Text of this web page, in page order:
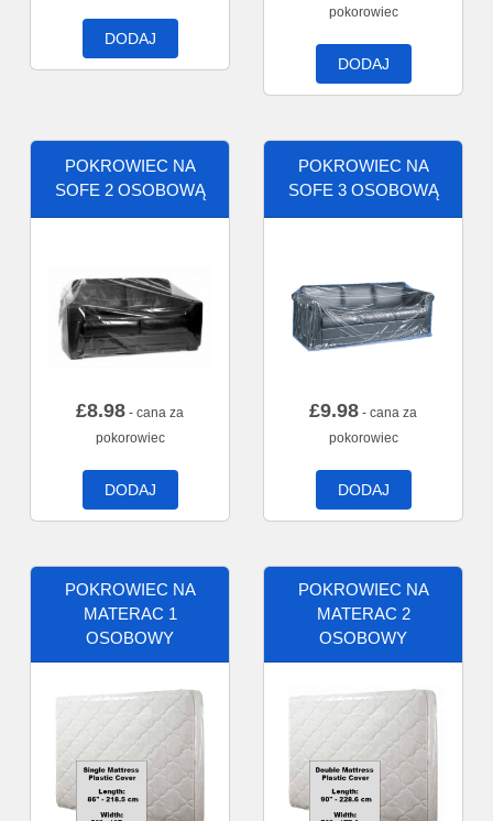
DODAJ
pokorowiec
DODAJ
POKROWIEC NA
SOFE 2 OSOBOWĄ
£8.98 - cana za
pokorowiec
DODAJ
POKROWIEC NA
SOFE 3 OSOBOWĄ
£9.98 - cana za
pokorowiec
DODAJ
POKROWIEC NA
MATERAC 1
OSOBOWY
POKROWIEC NA
MATERAC 2
OSOBOWY